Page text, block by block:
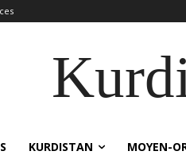
KURDISTAN MOYEN-